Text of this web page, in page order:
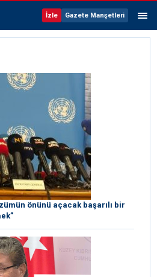
İzle Gazete Manşetleri
önünü açacak başarılı bir